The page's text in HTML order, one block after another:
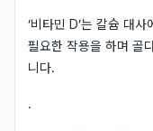
‘비타민 D’는 칼슘 대
필요한 작용을 하며 골
니다.
.